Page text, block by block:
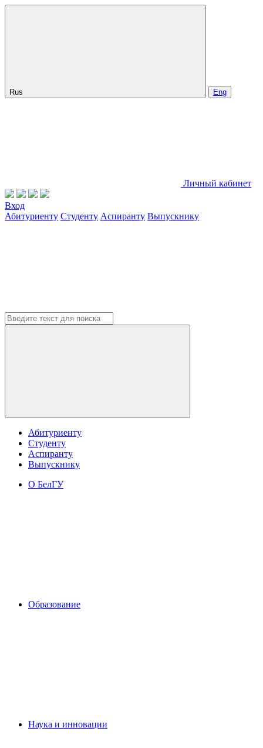
Rus Eng
Личный кабинет
Вход
Абитуриенту Студенту Аспиранту Выпускнику
Абитуриенту
Студенту
Аспиранту
Выпускнику
О БелГУ
Образование
Наука и инновации